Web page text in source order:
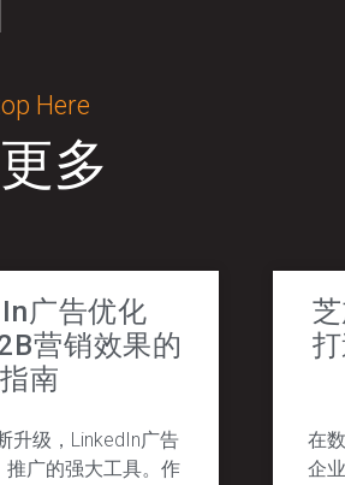
Here
多
广告优化
营销效果的
南
升级，LinkedIn广告
推广的强大工具。作
在
企